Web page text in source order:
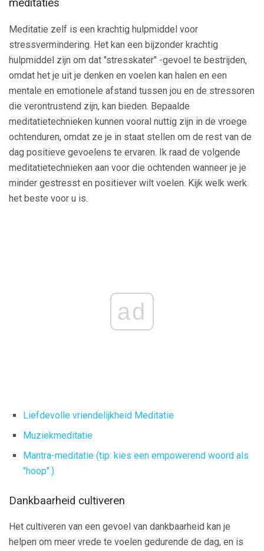
meditaties
Meditatie zelf is een krachtig hulpmiddel voor
stressvermindering. Het kan een bijzonder krachtig
hulpmiddel zijn om dat "stresskater" -gevoel te bestrijden,
omdat het je uit je denken en voelen kan halen en een
mentale en emotionele afstand tussen jou en de stressoren
die verontrustend zijn, kan bieden. Bepaalde
meditatietechnieken kunnen vooral nuttig zijn in de vroege
ochtenduren, omdat ze je in staat stellen om de rest van de
dag positieve gevoelens te ervaren. Ik raad de volgende
meditatietechnieken aan voor die ochtenden wanneer je je
minder gestresst en positiever wilt voelen. Kijk welk werk
het beste voor u is.
ad
Liefdevolle vriendelijkheid Meditatie
Muziekmeditatie
Mantra-meditatie (tip: kies een empowerend woord als
"hoop".)
Dankbaarheid cultiveren
Het cultiveren van een gevoel van dankbaarheid kan je
helpen om meer vrede te voelen gedurende de dag, en is